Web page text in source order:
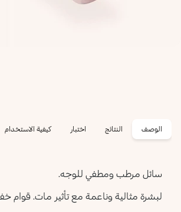
الوصف النتائج اختبار كيفية الاستخدام
سائل مرطب ومطفي للوجه.
لبشرة مثالية وناعمة مع تأثير مات. قوام